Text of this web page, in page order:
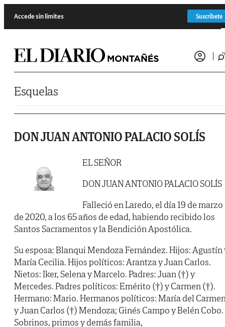
Accede sin límites Suscríbete
Esquelas
DON JUAN ANTONIO PALACIO SOLÍS
EL SEÑOR
DON JUAN ANTONIO PALACIO SOLÍS
Falleció en Laredo, el día 19 de marzo
de 2020, a los 65 años de edad, habiendo recibido los
Santos Sacramentos y la Bendición Apostólica.
Su esposa: Blanqui Mendoza Fernández. Hijos: Agustín
María Cecilia. Hijos políticos: Arantza y Juan Carlos.
Nietos: Iker, Selena y Marcelo. Padres: Juan (†) y
Mercedes. Padres políticos: Emérito (†) y Carmen (†).
Hermano: Mario. Hermanos políticos: María del
y Juan Carlos (†) Mendoza; Ginés Campo y Belén Cobo.
Sobrinos, primos y demás familia,